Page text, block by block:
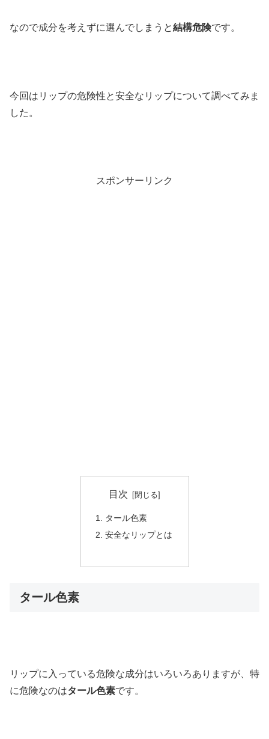
なので成分を考えずに選んでしまうと結構危険です。
今回はリップの危険性と安全なリップについて調べてみま
した。
スポンサーリンク
目次
タール色素
安全なリップとは
タール色素
リップに入っている危険な成分はいろいろありますが、特
に危険なのはタール色素です。